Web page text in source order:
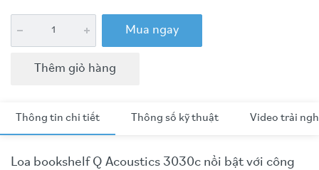
Mua ngay
Thêm giỏ hàng
Thông tin chi tiết Thông số kỹ thuật Video trải
Loa bookshelf Q Acoustics 3030c nổi bật với công